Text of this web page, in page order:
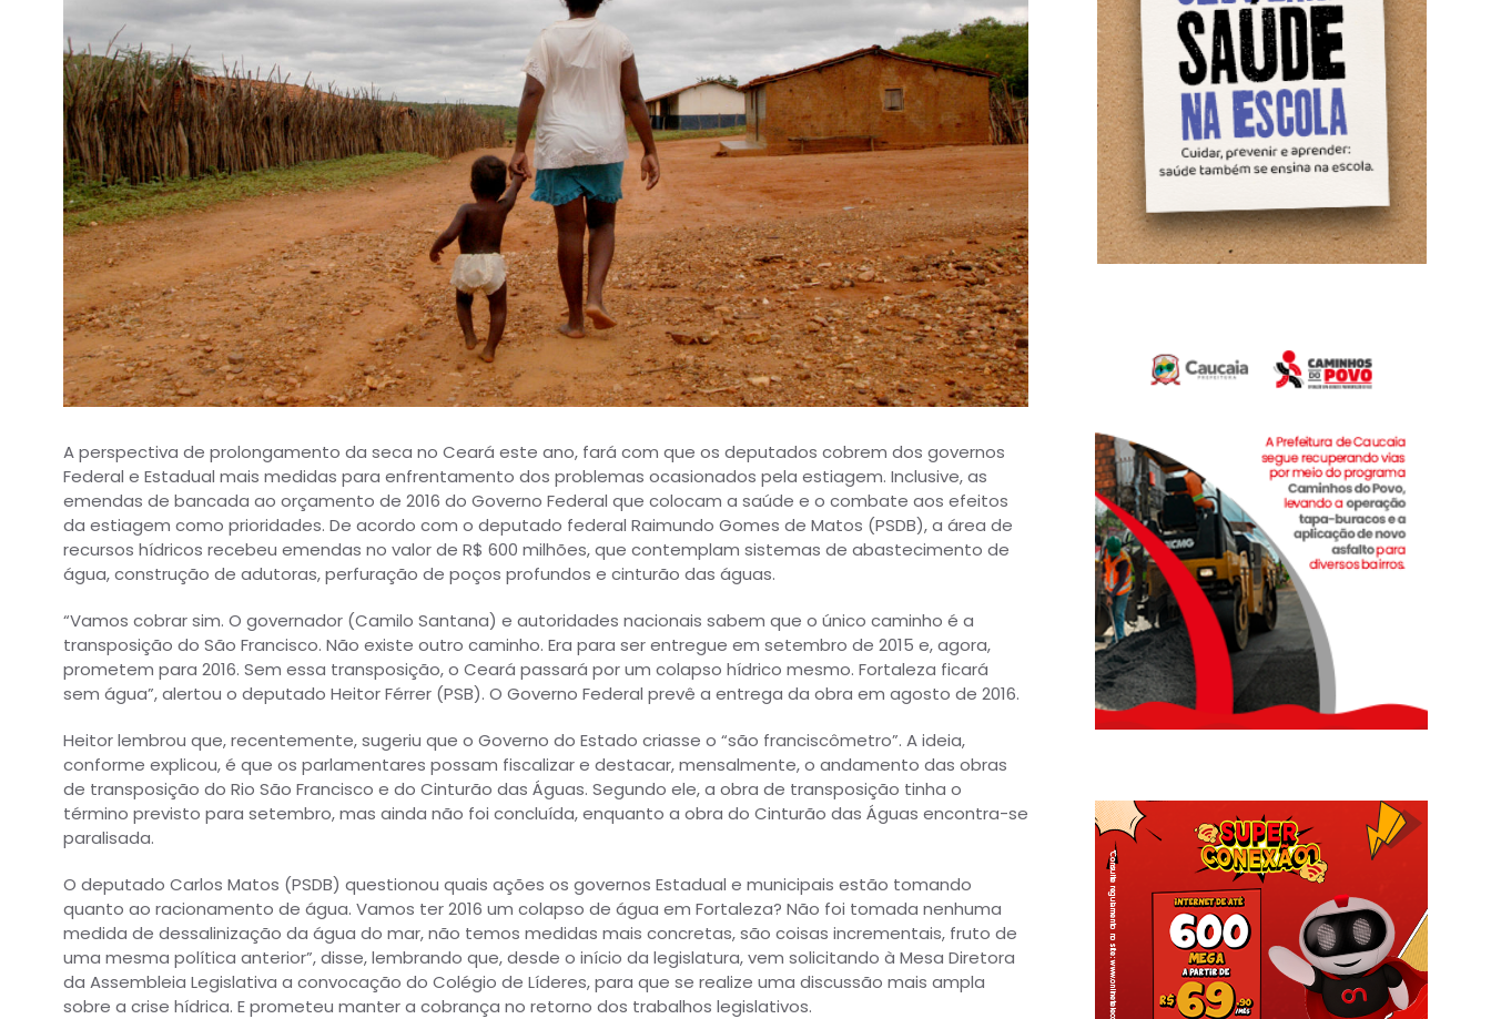
A perspectiva de prolongamento da seca no Ceará este ano, fará com que os deputados cobrem dos governos
Federal e Estadual mais medidas para enfrentamento dos problemas ocasionados pela estiagem. Inclusive, as
emendas de bancada ao orçamento de 2016 do Governo Federal que colocam a saúde e o combate aos efeitos
da estiagem como prioridades. De acordo com o deputado federal Raimundo Gomes de Matos (PSDB), a área de
recursos hídricos recebeu emendas no valor de R$ 600 milhões, que contemplam sistemas de abastecimento de
água, construção de adutoras, perfuração de poços profundos e cinturão das águas.
“Vamos cobrar sim. O governador (Camilo Santana) e autoridades nacionais sabem que o único caminho é a
transposição do São Francisco. Não existe outro caminho. Era para ser entregue em setembro de 2015 e, agora,
prometem para 2016. Sem essa transposição, o Ceará passará por um colapso hídrico mesmo. Fortaleza ficará
sem água”, alertou o deputado Heitor Férrer (PSB). O Governo Federal prevê a entrega da obra em agosto de 2016.
Heitor lembrou que, recentemente, sugeriu que o Governo do Estado criasse o “são franciscômetro”. A ideia,
conforme explicou, é que os parlamentares possam fiscalizar e destacar, mensalmente, o andamento das obras
de transposição do Rio São Francisco e do Cinturão das Águas. Segundo ele, a obra de transposição tinha o
término previsto para setembro, mas ainda não foi concluída, enquanto a obra do Cinturão das Águas encontra-se
paralisada.
O deputado Carlos Matos (PSDB) questionou quais ações os governos Estadual e municipais estão tomando
quanto ao racionamento de água. Vamos ter 2016 um colapso de água em Fortaleza? Não foi tomada nenhuma
medida de dessalinização da água do mar, não temos medidas mais concretas, são coisas incrementais, fruto de
uma mesma política anterior”, disse, lembrando que, desde o início da legislatura, vem solicitando à Mesa Diretora
da Assembleia Legislativa a convocação do Colégio de Líderes, para que se realize uma discussão mais ampla
sobre a crise hídrica. E prometeu manter a cobrança no retorno dos trabalhos legislativos.